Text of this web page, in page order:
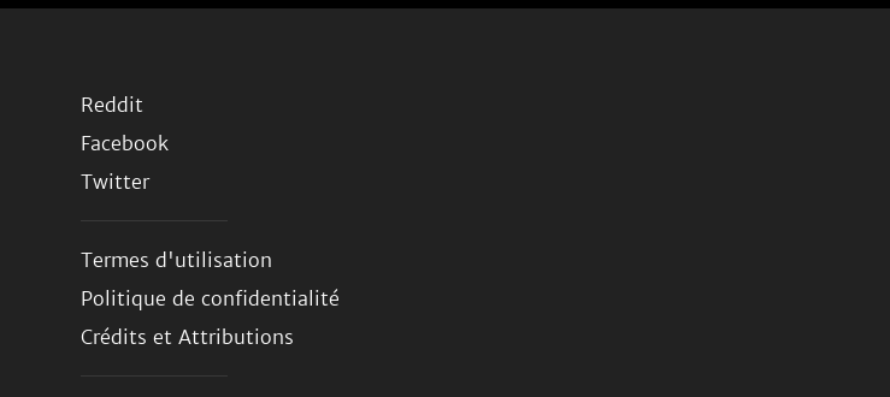
Reddit
Facebook
Twitter
Termes d'utilisation
Politique de confidentialité
Crédits et Attributions